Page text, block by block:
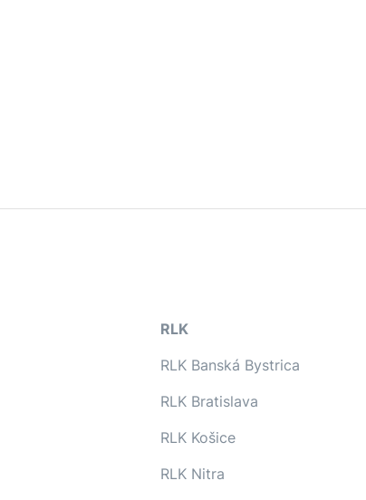
RLK
RLK Banská Bystrica
RLK Bratislava
RLK Košice
RLK Nitra